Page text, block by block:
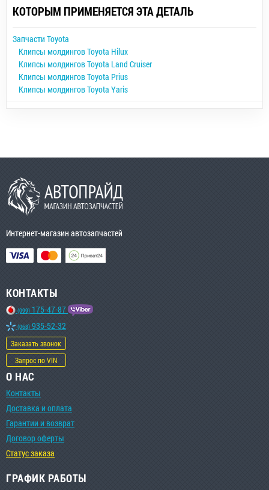
КОТОРЫМ ПРИМЕНЯЕТСЯ ЭТА ДЕТАЛЬ
Запчасти Toyota
Клипсы молдингов Toyota Hilux
Клипсы молдингов Toyota Land Cruiser
Клипсы молдингов Toyota Prius
Клипсы молдингов Toyota Yaris
Интернет-магазин автозапчастей
КОНТАКТЫ
(099) 175-47-87
(068) 935-52-32
Заказать звонок
Запрос по VIN
О НАС
Контакты
Доставка и оплата
Гарантии и возврат
Договор оферты
Статус заказа
ГРАФИК РАБОТЫ